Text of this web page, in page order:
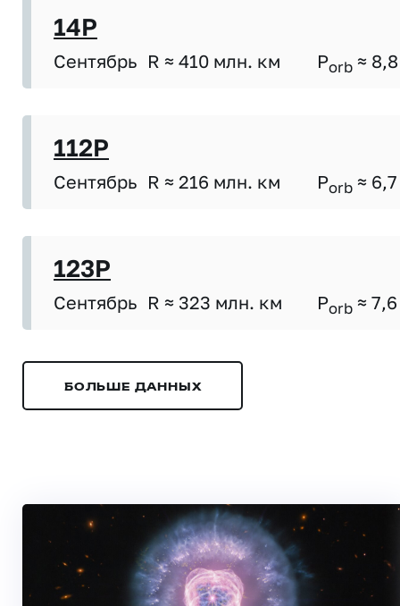
14P
Сентябрь R ≈ 410 млн. км Porb ≈ 8,8
112P
Сентябрь R ≈ 216 млн. км Porb ≈ 6,7
123P
Сентябрь R ≈ 323 млн. км Porb ≈ 7,6
БОЛЬШЕ ДАННЫХ